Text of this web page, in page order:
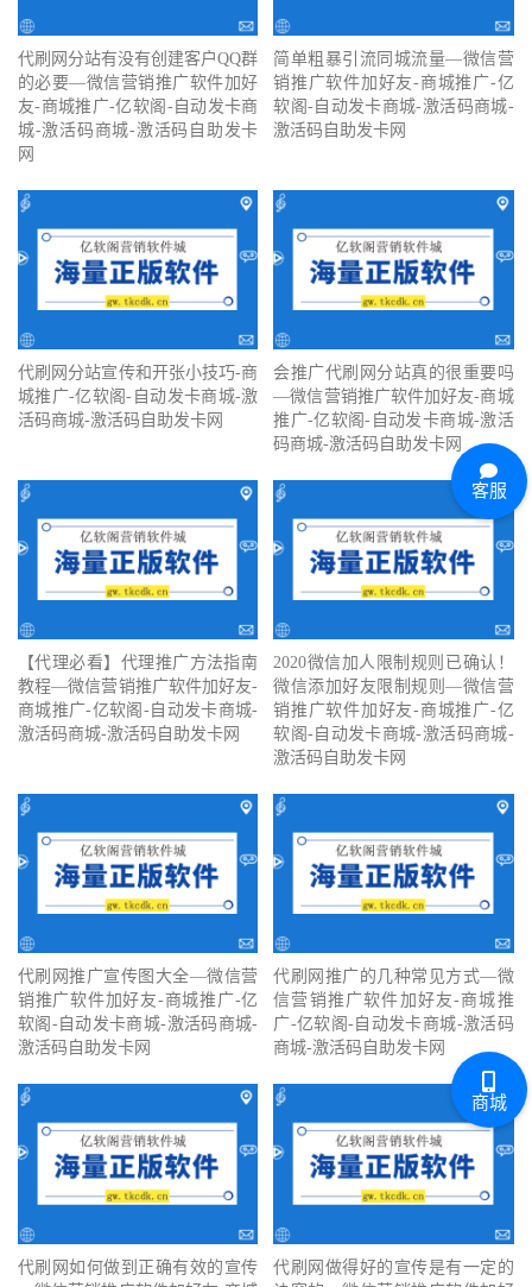
代刷网分站有没有创建客户QQ群
的必要—微信营销推广软件加好
友-商城推广-亿软阁-自动发卡商
城-激活码商城-激活码自助发卡
网
简单粗暴引流同城流量—微信营
销推广软件加好友-商城推广-亿
软阁-自动发卡商城-激活码商城-
激活码自助发卡网
代刷网分站宣传和开张小技巧-商
城推广-亿软阁-自动发卡商城-激
活码商城-激活码自助发卡网
会推广代刷网分站真的很重要吗
—微信营销推广软件加好友-商城
推广-亿软阁-自动发卡商城-激活
码商城-激活码自助发卡网
【代理必看】‍代理推广方法指南
教程—微信营销推广软件加好友-
商城推广-亿软阁-自动发卡商城-
激活码商城-激活码自助发卡网
2020微信加人限制规则已确认！
微信添加好友限制规则—微信营
销推广软件加好友-商城推广-亿
软阁-自动发卡商城-激活码商城-
激活码自助发卡网
代刷网推广宣传图大全—微信营
销推广软件加好友-商城推广-亿
软阁-自动发卡商城-激活码商城-
激活码自助发卡网
代刷网推广的几种常见方式—微
信营销推广软件加好友-商城推
广-亿软阁-自动发卡商城-激活码
商城-激活码自助发卡网
代刷网如何做到正确有效的宣传
代刷网做得好的宣传是有一定的
客服
商城